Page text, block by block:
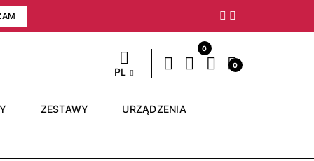
Następny
PL
0
0
ZESTAWY URZĄDZENIA